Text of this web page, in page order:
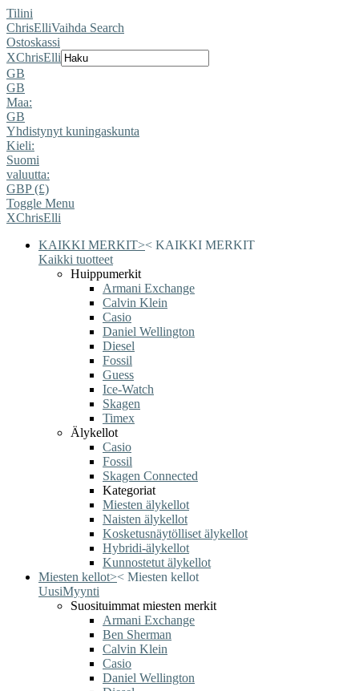
Tilini
ChrisElliVaihda Search
Ostoskassi
XChrisElli
GB
GB
Maa:
GB
Yhdistynyt kuningaskunta
Kieli:
Suomi
valuutta:
GBP (£)
Toggle Menu
XChrisElli
KAIKKI MERKIT>< KAIKKI MERKIT
Kaikki tuotteet
Huippumerkit
Armani Exchange
Calvin Klein
Casio
Daniel Wellington
Diesel
Fossil
Guess
Ice-Watch
Skagen
Timex
Älykellot
Casio
Fossil
Skagen Connected
Kategoriat
Miesten älykellot
Naisten älykellot
Kosketusnäytölliset älykellot
Hybridi-älykellot
Kunnostetut älykellot
Miesten kellot>< Miesten kellot
UusiMyynti
Suosituimmat miesten merkit
Armani Exchange
Ben Sherman
Calvin Klein
Casio
Daniel Wellington